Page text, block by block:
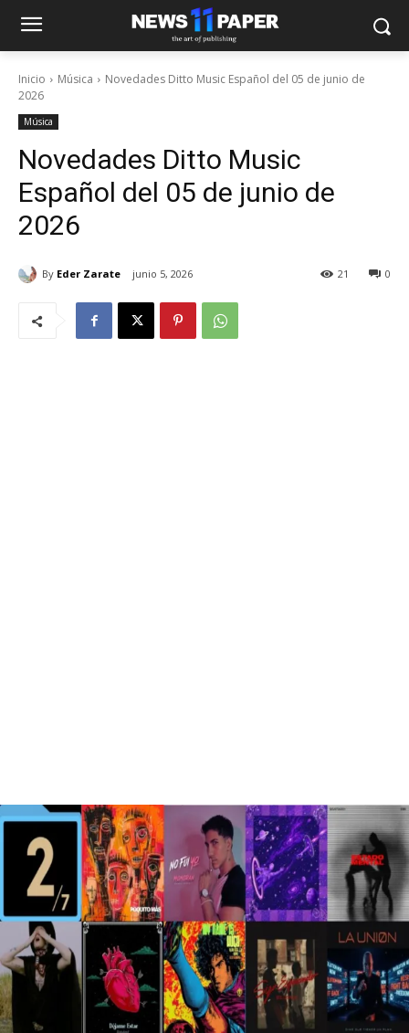
Inicio Música
Novedades Ditto Music Español del 05 de junio de
2026
Música
Novedades Ditto Music
Español del 05 de junio de
2026
By Eder Zarate junio 5, 2026 0
21